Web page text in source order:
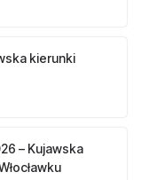
kierunki
– Kujawska